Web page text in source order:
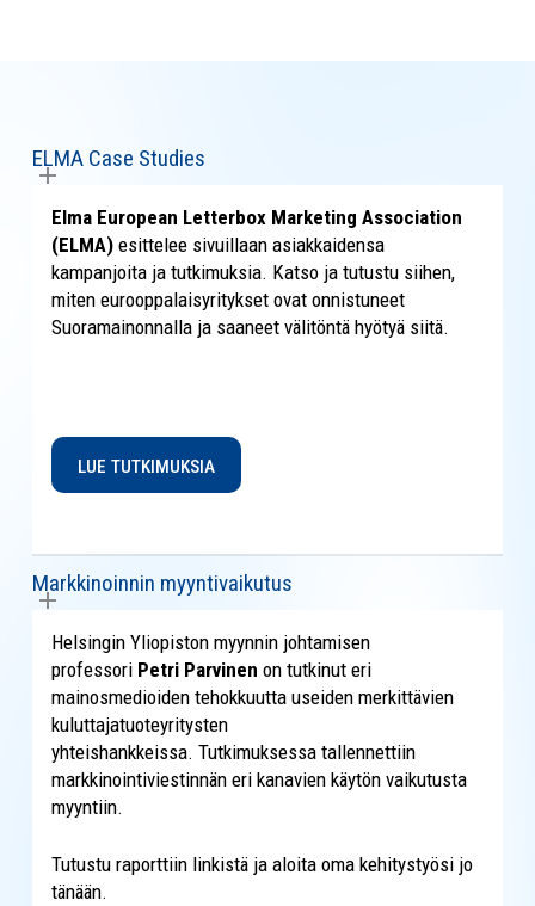
ELMA Case Studies
Elma European Letterbox Marketing Association
(ELMA)esittelee sivuillaan asiakkaidensa
kampanjoita ja tutkimuksia. Katso ja tutustu siihen,
miten eurooppalaisyritykset ovat onnistuneet
Suoramainonnalla ja saaneet välitöntä hyötyä siitä.
LUE TUTKIMUKSIA
Markkinoinnin myyntivaikutus
Helsingin Yliopiston myynnin johtamisen
professori Petri Parvinen on tutkinut eri
mainosmedioiden tehokkuutta useiden merkittävien
kuluttajatuoteyritysten
yhteishankkeissa. Tutkimuksessa tallennettiin
markkinointiviestinnän eri kanavien käytön vaikutusta
myyntiin.
Tutustu raporttiin linkistä ja aloita oma kehitystyösi jo
tänään.